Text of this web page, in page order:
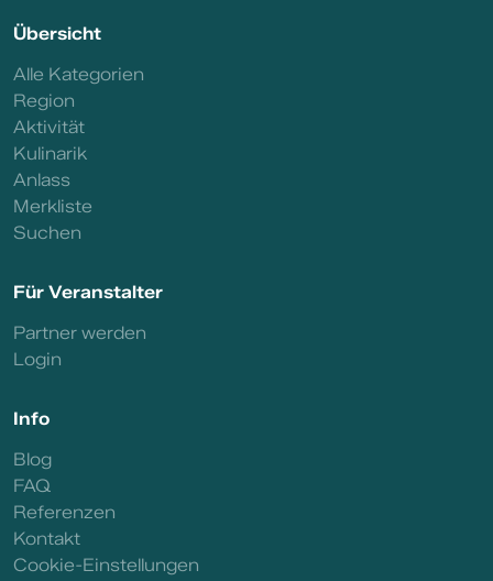
Übersicht
Alle Kategorien
Region
Aktivität
Kulinarik
Anlass
Merkliste
Suchen
Für Veranstalter
Partner werden
Login
Info
Blog
FAQ
Referenzen
Kontakt
Cookie-Einstellungen